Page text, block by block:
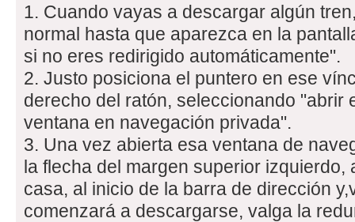
1. Cuando vayas a descargar algún
normal hasta que aparezca en la
si no eres redirigido automáticamente".
2. Justo posiciona el puntero en ese
derecho del ratón, seleccionando "abrir
ventana en navegación privada".
3. Una vez abierta esa ventana de
la flecha del margen superior izquierdo,
casa, al inicio de la barra de dirección
comenzará a descargarse, valga la